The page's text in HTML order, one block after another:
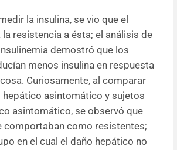
la insulina, se vio que el
resistencia a ésta; el análisis de
demostró que los
menos insulina en respuesta
Curiosamente, al comparar
hepático asintomático y sujetos
asintomático, se observó que
comportaban como resistentes;
en el cual el daño hepático no